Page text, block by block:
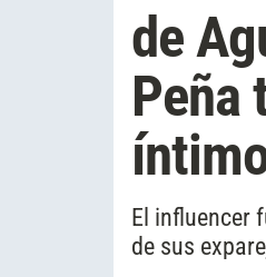
de
Peña
El influencer
de sus